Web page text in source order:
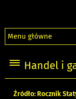
Menu główne
Handel i
Źródło: Rocznik